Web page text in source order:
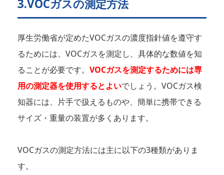
3.VOCガスの測定方法
厚生労働省が定めたVOCガスの濃度指針値を遵守す
るためには、VOCガスを測定し、具体的な数値を知
ることが必要です。 VOCガスを測定するためには専
用の測定器を使用するとよいでしょう。VOCガス検
知器には、片手で扱えるものや、簡単に携帯できる
サイズ・重量の装置が多くあります。
VOCガスの測定方法には主に以下の3種類がありま
す。